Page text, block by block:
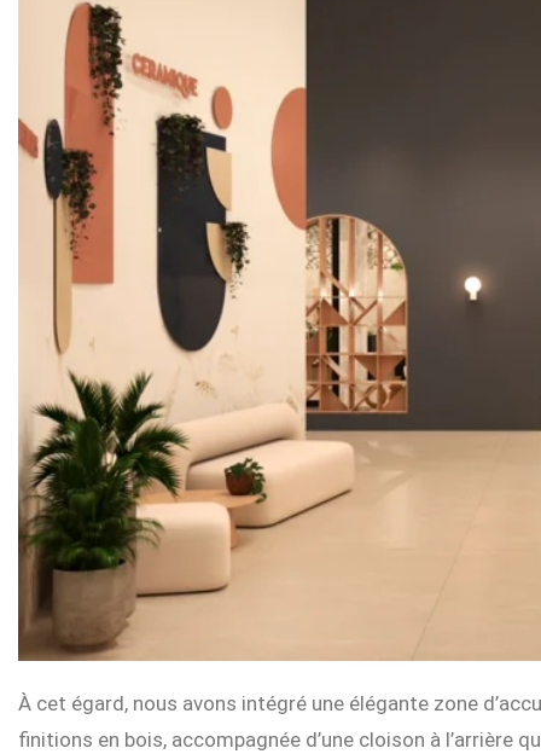
À cet égard, nous avons intégré une élégante zone
finitions en bois, accompagnée d’une cloison à l’arrière